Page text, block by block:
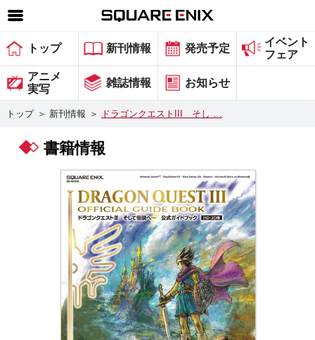
SQUARE ENIX 公式サイトメニュー
ゲーム
マガジン＆ブックス
グッズ
会社情報 採用情報
スクウェア・エニックス サイト内検索
トップ 新刊情報 発売予定
イベント
フェア
アニメ
実写
雑誌情報 お知らせ
トップ ＞ 新刊情報 ＞ ドラゴンクエストIII そし …
書籍情報